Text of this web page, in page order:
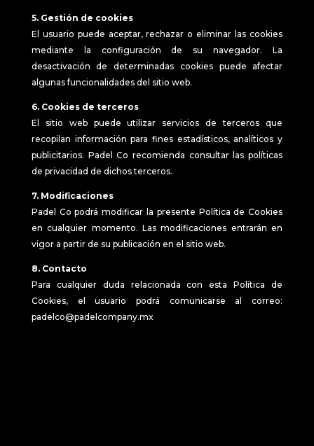
5. Gestión de cookies
El usuario puede aceptar, rechazar o eliminar las cookies
mediante la configuración de su navegador. La
desactivación de determinadas cookies puede afectar
algunas funcionalidades del sitio web.
6. Cookies de terceros
El sitio web puede utilizar servicios de terceros que
recopilan información para fines estadísticos, analíticos y
publicitarios. Padel Co recomienda consultar las políticas
de privacidad de dichos terceros.
7. Modificaciones
Padel Co podrá modificar la presente Política de Cookies
en cualquier momento. Las modificaciones entrarán en
vigor a partir de su publicación en el sitio web.
8. Contacto
Para cualquier duda relacionada con esta Política de
Cookies, el usuario podrá comunicarse al correo:
padelco@padelcompany.mx